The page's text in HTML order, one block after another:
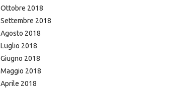
Ottobre 2018
Settembre 2018
Agosto 2018
Luglio 2018
Giugno 2018
Maggio 2018
Aprile 2018